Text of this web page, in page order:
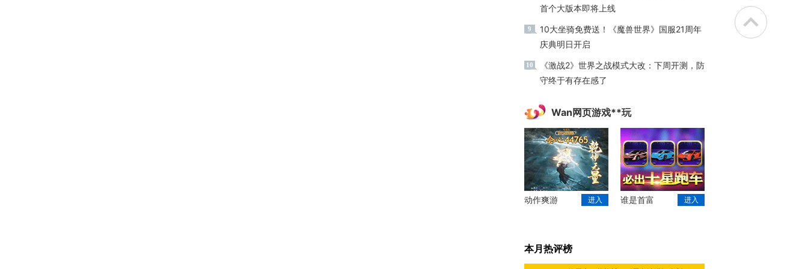
首个大版本即将上线
9
10大坐骑免费送！《魔兽世界》国服21周年
庆典明日开启
10
《激战2》世界之战模式大改：下周开测，防
守终于有存在感了
Wan网页游戏**玩
动作爽游 进入 谁是首富 进入
本月热评榜